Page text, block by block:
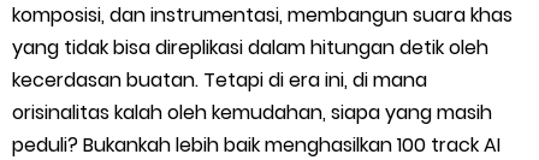
komposisi, dan instrumentasi, membangun suara khas
yang tidak bisa direplikasi dalam hitungan detik oleh
kecerdasan buatan. Tetapi di era ini, di mana
orisinalitas kalah oleh kemudahan, siapa yang masih
peduli? Bukankah lebih baik menghasilkan 100 track AI